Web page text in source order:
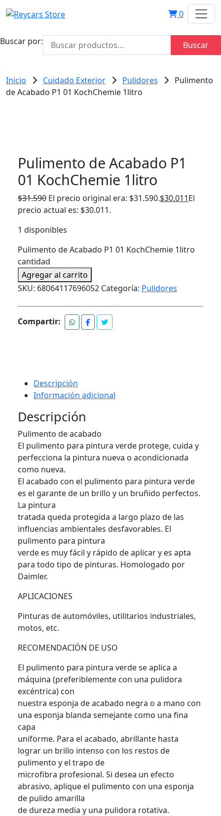
0
Buscar por: Buscar
Inicio Cuidado Exterior Pulidores
Pulimento
de Acabado P1 01 KochChemie 1litro
Pulimento de Acabado P1
01 KochChemie 1litro
$31.590 El precio original era: $31.590.$30.011El
precio actual es: $30.011.
1 disponibles
Pulimento de Acabado P1 01 KochChemie 1litro
cantidad
Agregar al carrito
SKU: 68064117696052 Categoría: Pulidores
Compartir:
Descripción
Información adicional
Descripción
Pulimento de acabado
El pulimento para pintura verde protege, cuida y
perfecciona la pintura nueva o acondicionada
como nueva.
El acabado con el pulimento para pintura verde
es el garante de un brillo y un bruñido perfectos.
La pintura
tratada queda protegida a largo plazo de las
influencias ambientales desfavorables. El
pulimento para pintura
verde es muy fácil y rápido de aplicar y es apta
para todo tipo de pinturas. Homologado por
Daimler.
APLICACIONES
Pinturas de automóviles, utilitarios industriales,
motos, etc.
RECOMENDACIÓN DE USO
El pulimento para pintura verde se aplica a
máquina (preferiblemente con una pulidora
excéntrica) con
nuestra esponja de acabado negra o a mano con
una esponja blanda semejante como una fina
capa
uniforme. Para el acabado, abrillante hasta
lograr un brillo intenso con los restos de
pulimento y el trapo de
microfibra profesional. Si desea un efecto
abrasivo, aplique el pulimento con una esponja
de pulido amarilla
de dureza media y una pulidora rotativa.